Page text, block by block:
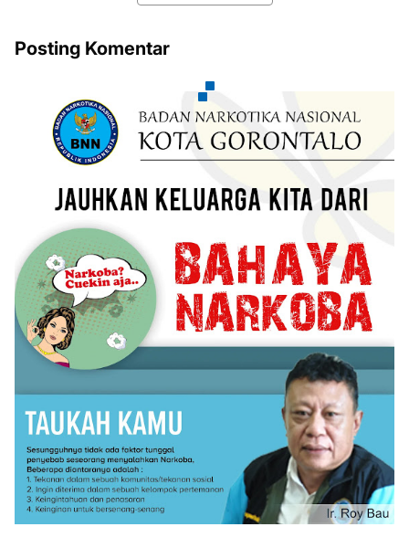
Posting Komentar